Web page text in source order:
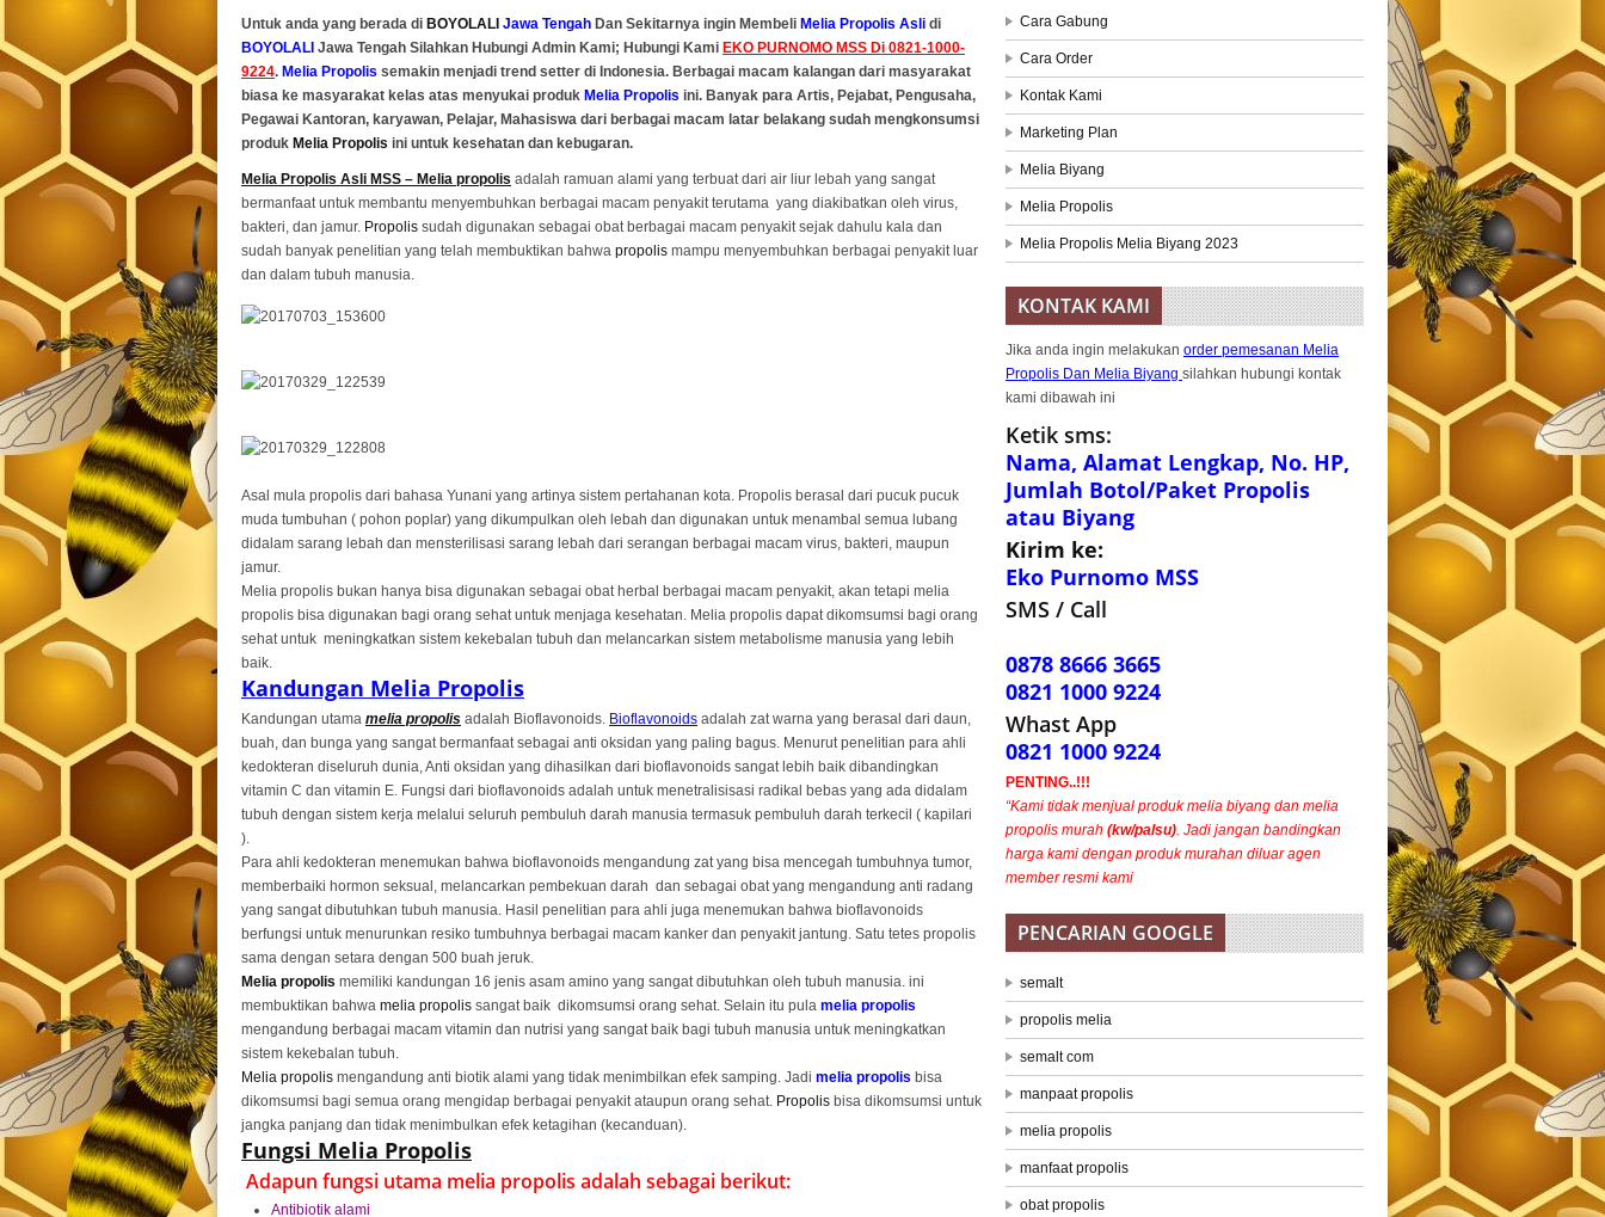
Untuk anda yang berada di BOYOLALI Jawa Tengah Dan Sekitarnya ingin Membeli Melia Propolis Asli di
BOYOLALI Jawa Tengah Silahkan Hubungi Admin Kami; Hubungi Kami EKO PURNOMO MSS Di 0821-1000-
9224. Melia Propolis semakin menjadi trend setter di Indonesia. Berbagai macam kalangan dari masyarakat
biasa ke masyarakat kelas atas menyukai produk Melia Propolis ini. Banyak para Artis, Pejabat, Pengusaha,
Pegawai Kantoran, karyawan, Pelajar, Mahasiswa dari berbagai macam latar belakang sudah mengkonsumsi
produk Melia Propolis ini untuk kesehatan dan kebugaran.
Melia Propolis Asli MSS – Melia propolis adalah ramuan alami yang terbuat dari air liur lebah yang sangat
bermanfaat untuk membantu menyembuhkan berbagai macam penyakit terutama yang diakibatkan oleh virus,
bakteri, dan jamur. Propolis sudah digunakan sebagai obat berbagai macam penyakit sejak dahulu kala dan
sudah banyak penelitian yang telah membuktikan bahwa propolis mampu menyembuhkan berbagai penyakit luar
dan dalam tubuh manusia.
Asal mula propolis dari bahasa Yunani yang artinya sistem pertahanan kota. Propolis berasal dari pucuk pucuk
muda tumbuhan ( pohon poplar) yang dikumpulkan oleh lebah dan digunakan untuk menambal semua lubang
didalam sarang lebah dan mensterilisasi sarang lebah dari serangan berbagai macam virus, bakteri, maupun
jamur.
Melia propolis bukan hanya bisa digunakan sebagai obat herbal berbagai macam penyakit, akan tetapi melia
propolis bisa digunakan bagi orang sehat untuk menjaga kesehatan. Melia propolis dapat dikomsumsi bagi orang
sehat untuk meningkatkan sistem kekebalan tubuh dan melancarkan sistem metabolisme manusia yang lebih
baik.
Kandungan Melia Propolis
Kandungan utama melia propolis adalah Bioflavonoids. Bioflavonoids adalah zat warna yang berasal dari daun,
buah, dan bunga yang sangat bermanfaat sebagai anti oksidan yang paling bagus. Menurut penelitian para ahli
kedokteran diseluruh dunia, Anti oksidan yang dihasilkan dari bioflavonoids sangat lebih baik dibandingkan
vitamin C dan vitamin E. Fungsi dari bioflavonoids adalah untuk menetralisisasi radikal bebas yang ada didalam
tubuh dengan sistem kerja melalui seluruh pembuluh darah manusia termasuk pembuluh darah terkecil ( kapilari
).
Para ahli kedokteran menemukan bahwa bioflavonoids mengandung zat yang bisa mencegah tumbuhnya tumor,
memberbaiki hormon seksual, melancarkan pembekuan darah dan sebagai obat yang mengandung anti radang
yang sangat dibutuhkan tubuh manusia. Hasil penelitian para ahli juga menemukan bahwa bioflavonoids
berfungsi untuk menurunkan resiko tumbuhnya berbagai macam kanker dan penyakit jantung. Satu tetes propolis
sama dengan setara dengan 500 buah jeruk.
Melia propolis memiliki kandungan 16 jenis asam amino yang sangat dibutuhkan oleh tubuh manusia. ini
membuktikan bahwa melia propolis sangat baik dikomsumsi orang sehat. Selain itu pula melia propolis
mengandung berbagai macam vitamin dan nutrisi yang sangat baik bagi tubuh manusia untuk meningkatkan
sistem kekebalan tubuh.
Melia propolis mengandung anti biotik alami yang tidak menimbilkan efek samping. Jadi melia propolis bisa
dikomsumsi bagi semua orang mengidap berbagai penyakit ataupun orang sehat. Propolis bisa dikomsumsi untuk
jangka panjang dan tidak menimbulkan efek ketagihan (kecanduan).
Fungsi Melia Propolis
Adapun fungsi utama melia propolis adalah sebagai berikut:
Antibiotik alami
Cara Gabung
Cara Order
Kontak Kami
Marketing Plan
Melia Biyang
Melia Propolis
Melia Propolis Melia Biyang 2023
KONTAK KAMI
Jika anda ingin melakukan order pemesanan Melia
Propolis Dan Melia Biyang silahkan hubungi kontak
kami dibawah ini
Ketik sms:
Nama, Alamat Lengkap, No. HP,
Jumlah Botol/Paket Propolis
atau Biyang
Kirim ke:
Eko Purnomo MSS
SMS / Call
0878 8666 3665
0821 1000 9224
Whast App
0821 1000 9224
PENTING..!!!
“Kami tidak menjual produk melia biyang dan melia
propolis murah (kw/palsu). Jadi jangan bandingkan
harga kami dengan produk murahan diluar agen
member resmi kami
PENCARIAN GOOGLE
semalt
propolis melia
semalt com
manpaat propolis
melia propolis
manfaat propolis
obat propolis